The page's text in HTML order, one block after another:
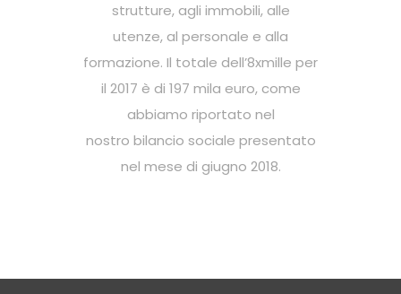
strutture, agli immobili, alle
utenze, al personale e alla
formazione. Il totale dell’8xmille per
il 2017 è di 197 mila euro, come
abbiamo riportato nel
nostro bilancio sociale presentato
nel mese di giugno 2018.